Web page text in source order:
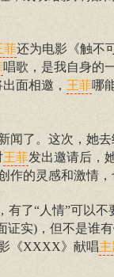
菲还为电影《触不
唱歌，是我自身的
面相邀， 王菲哪
闻了。这次，她
王菲发出邀请后，
作的灵感和激情
了“人情”可以
证实)，但不是谁
《XXXX》献唱主